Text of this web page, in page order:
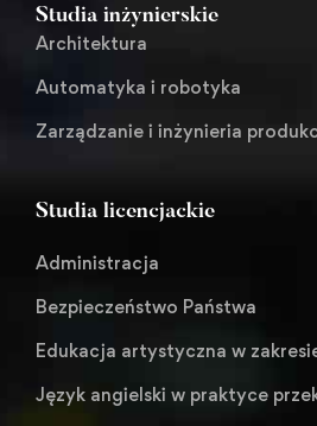
Studia inżynierskie
Architektura
Automatyka i robotyka
Zarządzanie i inżynieria
Studia licencjackie
Administracja
Bezpieczeństwo Państwa
Edukacja artystyczna w
Język angielski w praktyce